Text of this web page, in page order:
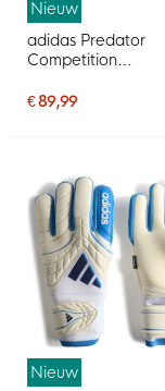
Nieuw
adidas Predator
Competition
Wit Zwart Roze
€ 89,99
Nieuw